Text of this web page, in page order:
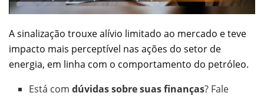
A sinalização trouxe alívio limitado ao mercado e teve
impacto mais perceptível nas ações do setor de
energia, em linha com o comportamento do petróleo.
Está comdúvidas sobre suas finanças? Fale